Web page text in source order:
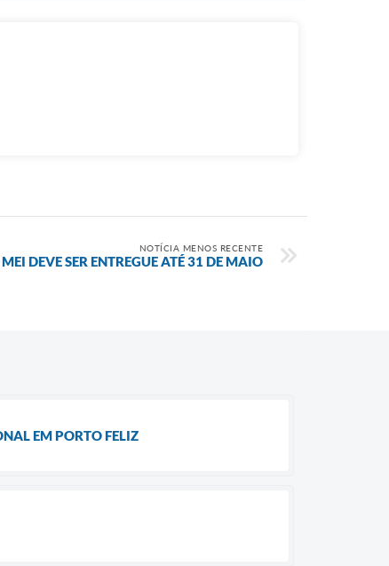
NOTÍCIA MENOS RECENTE
DEVE SER ENTREGUE ATÉ 31 DE MAIO
EM PORTO FELIZ